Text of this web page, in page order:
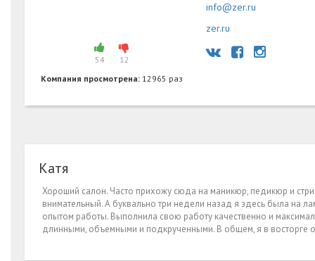
54
12
Компания просмотрена: 12965 раз
info@zer.ru
zer.ru
Катя
Хороший салон. Часто прихожу сюда на маникюр, педикюр и
внимательный. А буквально три недели назад я здесь была на
опытом работы. Выполнила свою работу качественно и
длинными, объемными и подкрученными. В общем, я в восторге